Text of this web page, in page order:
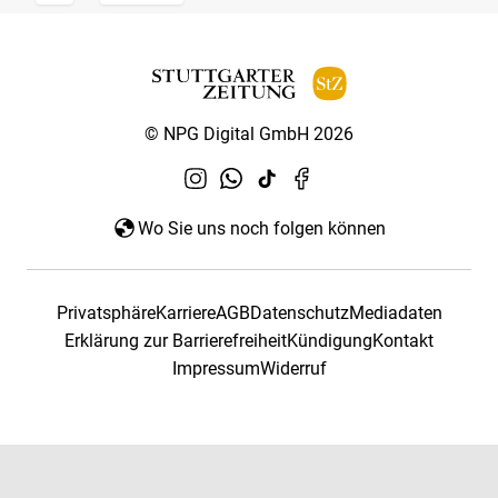
© NPG Digital GmbH 2026
Wo Sie uns noch folgen können
PrivatsphäreKarriereAGBDatenschutzMediadaten
Erklärung zur BarrierefreiheitKündigungKontakt
ImpressumWiderruf